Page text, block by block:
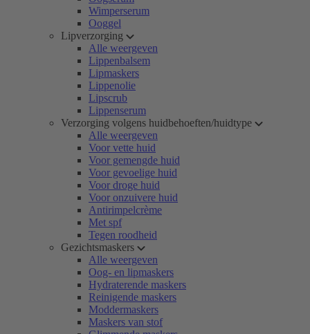
Wimperserum
Ooggel
Lipverzorging
Alle weergeven
Lippenbalsem
Lipmaskers
Lippenolie
Lipscrub
Lippenserum
Verzorging volgens huidbehoeften/huidtype
Alle weergeven
Voor vette huid
Voor gemengde huid
Voor gevoelige huid
Voor droge huid
Voor onzuivere huid
Antirimpelcrème
Met spf
Tegen roodheid
Gezichtsmaskers
Alle weergeven
Oog- en lipmaskers
Hydraterende maskers
Reinigende maskers
Moddermaskers
Maskers van stof